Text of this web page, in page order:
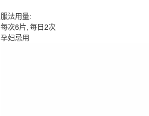
服法用量:
每次6片, 每日2次
孕妇忌用